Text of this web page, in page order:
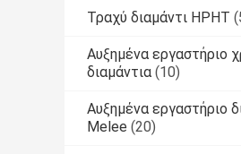
Τραχύ διαμάντι HPHT
Αυξημένα εργαστήριο
διαμάντια (10)
Αυξημένα εργαστήριο
Melee (20)